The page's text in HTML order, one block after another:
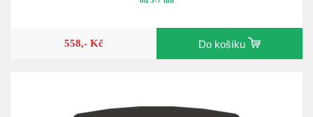
558,- Kč Do košíku